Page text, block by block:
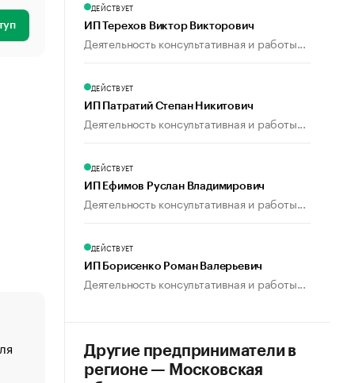
«От спорта тело стареет иначе». Как живет глава
создавшей GTA
ДЕЙСТВУЕТ
ИП Терехов Виктор Викторович
Деятельность консультативная и работы...
ДЕЙСТВУЕТ
ИП Патратий Степан Никитович
Деятельность консультативная и работы...
ДЕЙСТВУЕТ
ИП Ефимов Руслан Владимирович
Деятельность консультативная и работы...
ДЕЙСТВУЕТ
ИП Борисенко Роман Валерьевич
Деятельность консультативная и работы...
Другие предприниматели в
регионе — Московская